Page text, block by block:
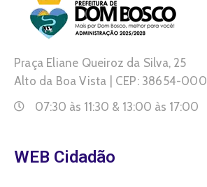
Praça Eliane Queiroz da Silva, 25
Alto da Boa Vista | CEP: 38654-000
07:30 às 11:30 & 13:00 às 17:00
WEB Cidadão